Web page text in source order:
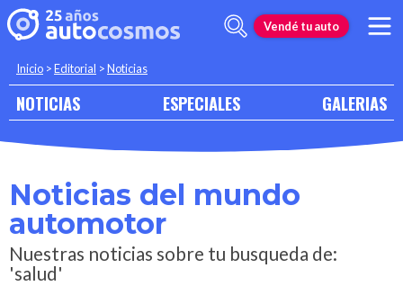
Vendé tu auto
Inicio >Editorial >Noticias
NOTICIAS ESPECIALES GALERIAS
Noticias del mundo
automotor
Nuestras noticias sobre tu busqueda de:
'salud'